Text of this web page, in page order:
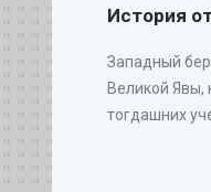
История
Западный
Великой Явы,
тогдашних